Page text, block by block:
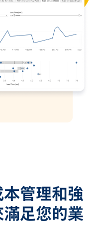
管理和強
足您的業